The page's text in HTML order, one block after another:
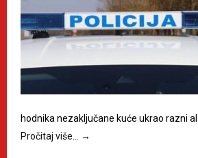
hodnika nezaključane kuće ukrao razni
Pročitaj više…
→